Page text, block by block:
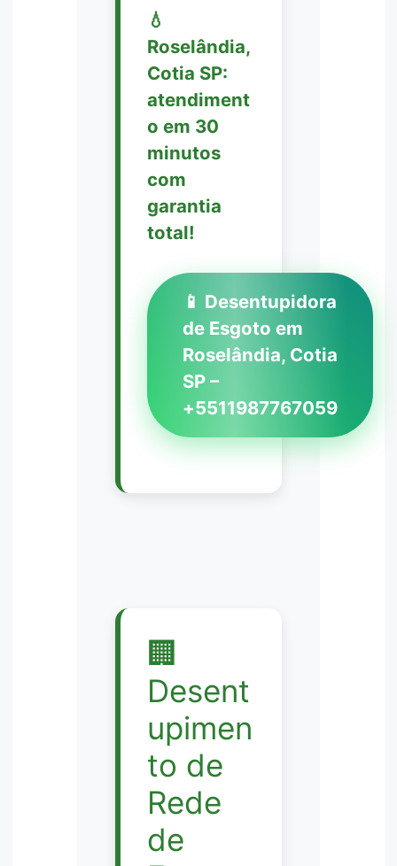
💧
Roselândia,
Cotia SP:
atendiment
o em 30
minutos
com
garantia
total!
📱 Desentupidora
de Esgoto em
Roselândia, Cotia
SP –
+5511987767059
🏢
Desent
upimen
to de
Rede
de